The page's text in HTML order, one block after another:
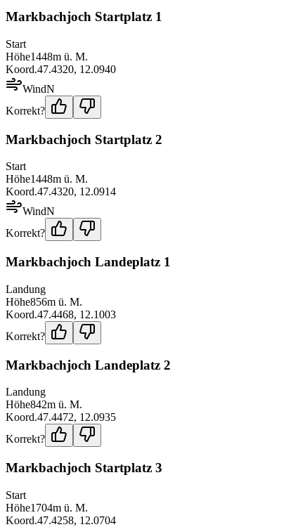
Markbachjoch Startplatz 1
Start
Höhe1448m ü. M.
Koord.47.4320, 12.0940
WindN
Korrekt?
Markbachjoch Startplatz 2
Start
Höhe1448m ü. M.
Koord.47.4320, 12.0914
WindN
Korrekt?
Markbachjoch Landeplatz 1
Landung
Höhe856m ü. M.
Koord.47.4468, 12.1003
Korrekt?
Markbachjoch Landeplatz 2
Landung
Höhe842m ü. M.
Koord.47.4472, 12.0935
Korrekt?
Markbachjoch Startplatz 3
Start
Höhe1704m ü. M.
Koord.47.4258, 12.0704